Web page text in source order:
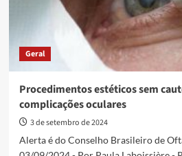
Geral
Procedimentos estéticos sem
complicações oculares
3 de setembro de 2024
Alerta é do Conselho Brasileiro de